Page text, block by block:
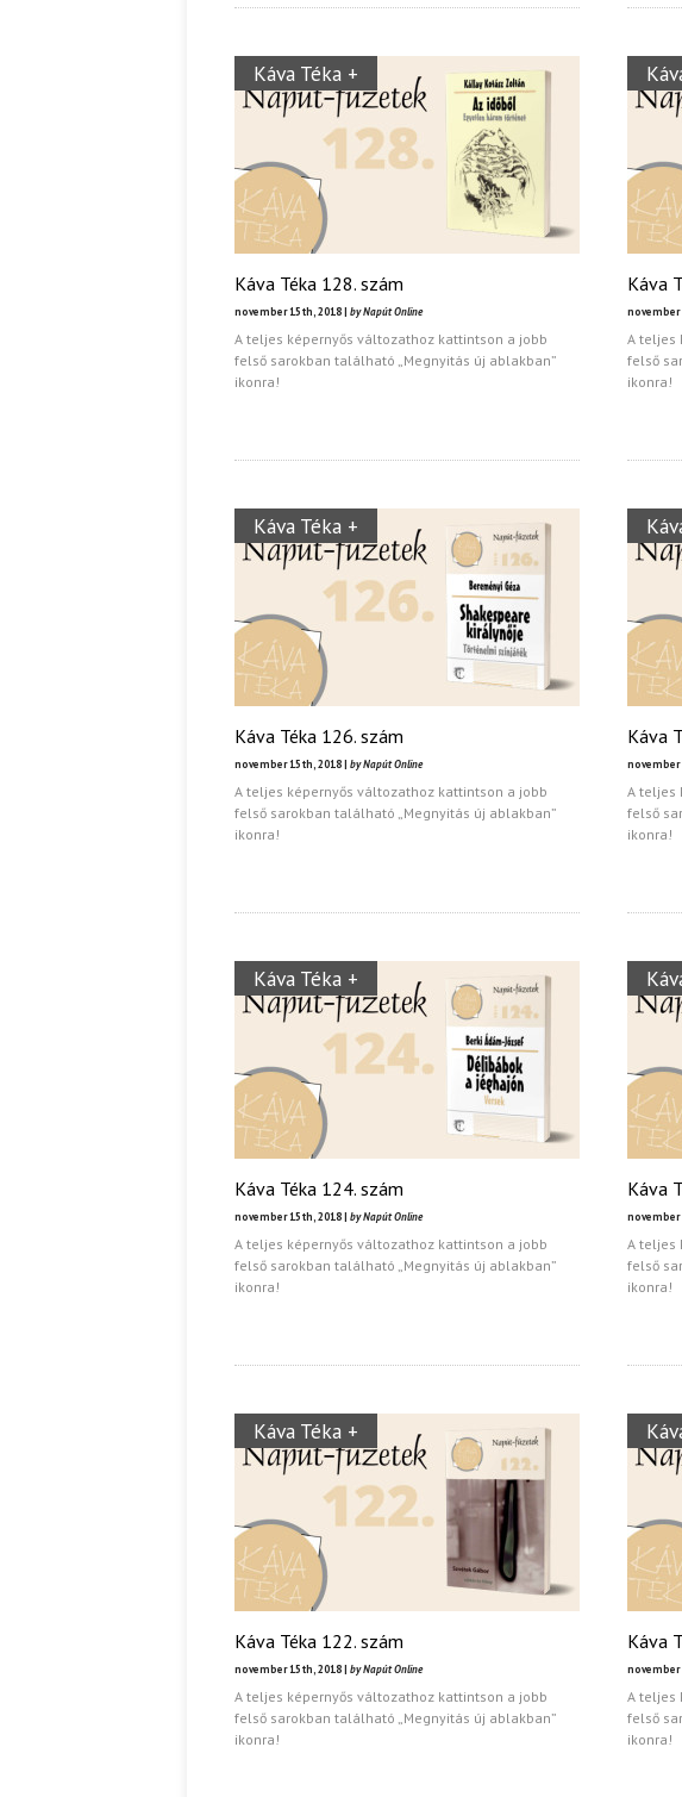
Káva Téka +
Káva Téka 128. szám
november 15th, 2018 | by Napút Online
A teljes képernyős változathoz kattintson a jobb
felső sarokban található „Megnyitás új ablakban”
ikonra!
Káva
november
A teljes
felső
ikonra!
Káva Téka +
Káva Téka 126. szám
november 15th, 2018 | by Napút Online
A teljes képernyős változathoz kattintson a jobb
felső sarokban található „Megnyitás új ablakban”
ikonra!
Káva
november
A teljes
felső
ikonra!
Káva Téka +
Káva Téka 124. szám
november 15th, 2018 | by Napút Online
A teljes képernyős változathoz kattintson a jobb
felső sarokban található „Megnyitás új ablakban”
ikonra!
Káva
november
A teljes
felső
ikonra!
Káva Téka +
Káva Téka 122. szám
november 15th, 2018 | by Napút Online
A teljes képernyős változathoz kattintson a jobb
felső sarokban található „Megnyitás új ablakban”
ikonra!
Káva
november
A teljes
felső
ikonra!
Ispány Marietta: Szavak a fényből